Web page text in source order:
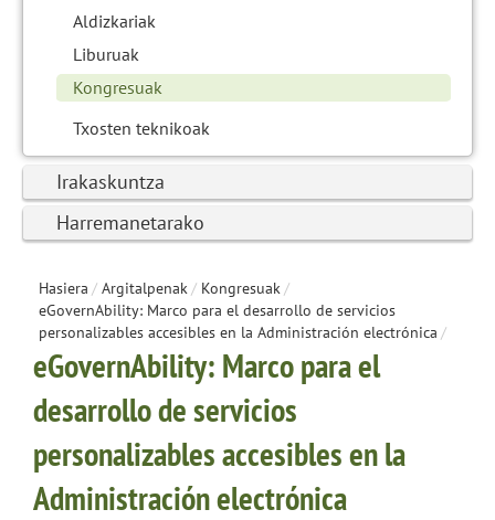
Aldizkariak
Liburuak
Kongresuak
Txosten teknikoak
Irakaskuntza
Harremanetarako
Hasiera / Argitalpenak/ Kongresuak/
eGovernAbility: Marco para el desarrollo de servicios
personalizables accesibles en la Administración electrónica /
eGovernAbility: Marco para el
desarrollo de servicios
personalizables accesibles en la
Administración electrónica